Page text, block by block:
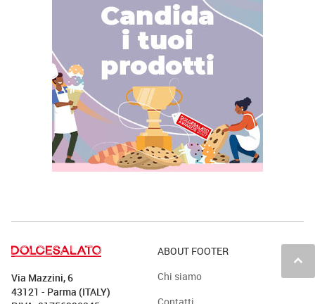
keyboard_arrow_up
Via Mazzini, 6
43121 - Parma (ITALY)
ABOUT FOOTER
Chi siamo